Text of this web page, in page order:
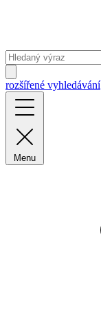
rozšířené vyhledávání
Menu